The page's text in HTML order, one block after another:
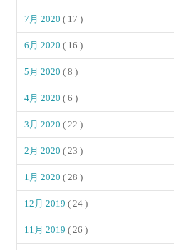
7月 2020( 17 )
6月 2020( 16 )
5月 2020( 8 )
4月 2020( 6 )
3月 2020( 22 )
2月 2020( 23 )
1月 2020( 28 )
12月 2019( 24 )
11月 2019( 26 )